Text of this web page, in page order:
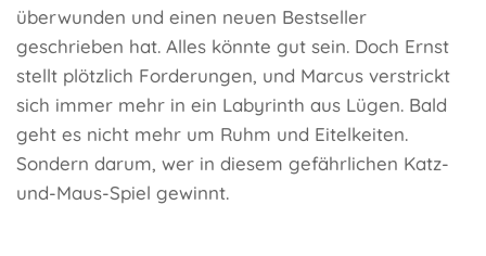
überwunden und einen neuen Bestseller
geschrieben hat. Alles könnte gut sein. Doch Ernst
stellt plötzlich Forderungen, und Marcus verstrickt
sich immer mehr in ein Labyrinth aus Lügen. Bald
geht es nicht mehr um Ruhm und Eitelkeiten.
Sondern darum, wer in diesem gefährlichen Katz-
und-Maus-Spiel gewinnt.